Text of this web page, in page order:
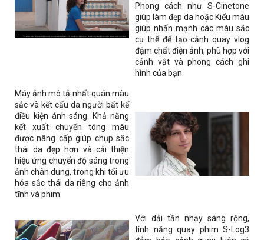
Phong cách như S-Cinetone
giúp làm đẹp da hoặc Kiểu màu
giúp nhấn mạnh các màu sắc
cụ thể để tạo cảnh quay vlog
đậm chất điện ảnh, phù hợp với
cảnh vật và phong cách ghi
hình của bạn.
Máy ảnh mô tả nhất quán màu
sắc và kết cấu da người bất kể
điều kiện ánh sáng. Khả năng
kết xuất chuyển tông màu
được nâng cấp giúp chụp sắc
thái da đẹp hơn và cải thiện
hiệu ứng chuyển độ sáng trong
ảnh chân dung, trong khi tối ưu
hóa sắc thái da riêng cho ảnh
tĩnh và phim.
Với dải tần nhạy sáng rộng,
tính năng quay phim S-Log3